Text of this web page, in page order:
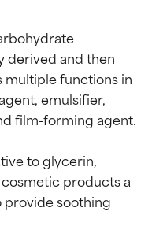
derived and then
multiple functions in
emulsifier,
film-forming agent.
to glycerin,
products a
provide soothing